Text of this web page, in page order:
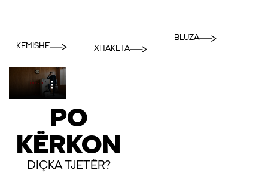
KËMISHË XHAKETA
BLUZA
PO
KËRKON
DIÇKA TJETËR?